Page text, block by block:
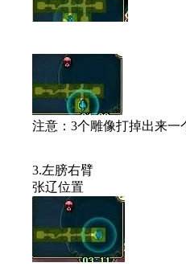
注意：3个雕像打掉出来一
3.左膀右臂
张辽位置